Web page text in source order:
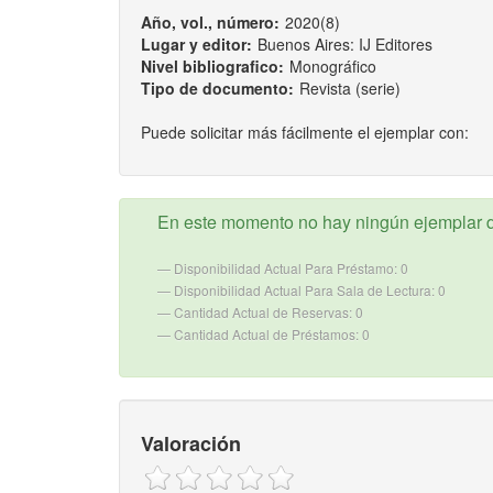
Año, vol., número: 2020(8)
Lugar y editor: Buenos Aires: IJ Editores
Nivel bibliografico: Monográfico
Tipo de documento: Revista (serie)
Puede solicitar más fácilmente el ejemplar con:
En este momento no hay ningún ejemplar
Disponibilidad Actual Para Préstamo: 0
Disponibilidad Actual Para Sala de Lectura: 0
Cantidad Actual de Reservas: 0
Cantidad Actual de Préstamos: 0
Valoración